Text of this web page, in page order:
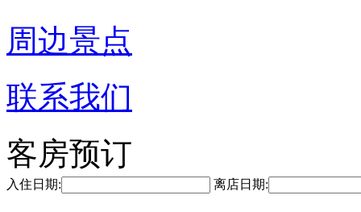
周边景点
联系我们
客房预订
入住日期: 离店日期: